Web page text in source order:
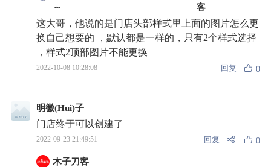
～
客
这大哥，他说的是门店头部样式里上面的图片怎么更
换自己想要的 ，默认都是一样的，只有2个样式选择
，样式2顶部图片不能更换
2022-10-08 10:28:08 回复 0
明徽(Hui)子
门店终于可以创建了
2022-09-23 21:49:51 回复 0
木子刀客